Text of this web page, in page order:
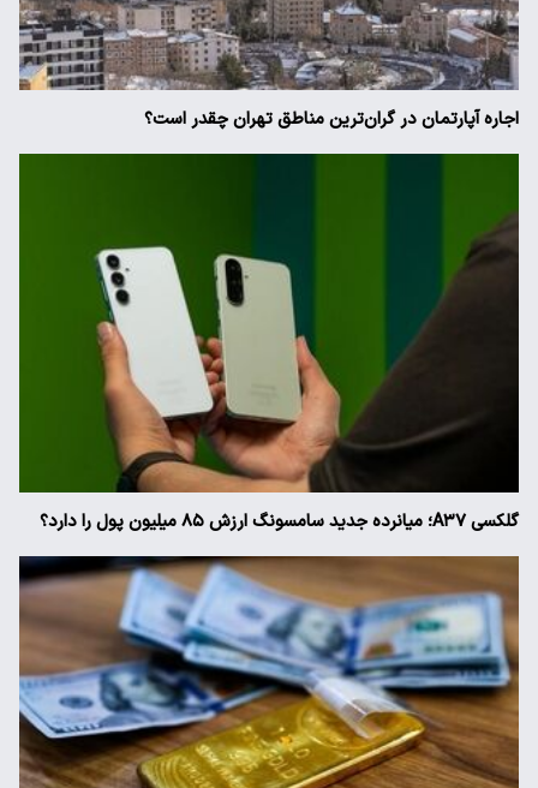
اجاره آپارتمان در گران‌ترین مناطق تهران چقدر است؟
گلکسی A۳۷؛ میانرده جدید سامسونگ ارزش ۸۵ میلیون پول را دارد؟